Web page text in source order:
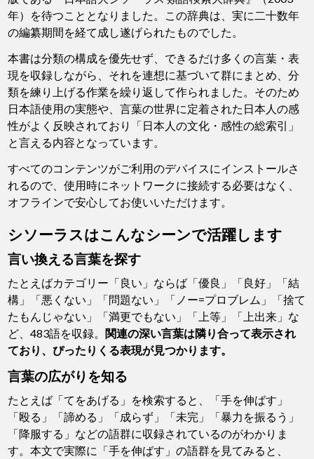
年）を待つこととなりました。この辞典は、実に二十数年
の編纂期間を経て成し遂げられたものでした。
本書は分類の構成を優先せず、できるだけ多くの言葉・表
現を収録しながら、それを連想に基づいて群にまとめ、分
類を練り上げる作業を繰り返して作られました。そのため
日本語使用の実態や、言葉の世界に定着された日本人の感
性がよく反映されており「日本人の文化・感性の総索引」
と言える内容となっています。
すべてのコンテンツがご利用のデバイスにインストールさ
れるので、使用時にネットワークに接続する必要はなく、
オフラインで安心してお使いいただけます。
シソーラスはこんなシーンで活躍します
言い換える言葉を探す
たとえばカテゴリー「良い」ならば「優良」「良好」「結
構」「悪くない」「問題ない」「ノー=プロブレム」「捨て
たもんじゃない」「満更でもない」「上等」「上出来」な
ど、483語を収録。関連の深い言葉は隣り合って表示され
ており、ぴったりくる表現が見つかります。
言葉の広がりを知る
たとえば「てをあげる」を検索すると、「手を伸ばす」
「殴る」「諦める」「成らず」「未完」「暴力を振るう」
「降服する」などの語群に収録されているのがわかりま
す。本文で実際に「手を伸ばす」の語群を見てみると、